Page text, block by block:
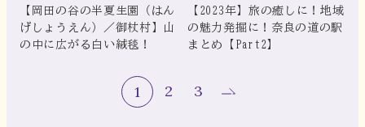
【岡田の谷の半夏生園（はん
げしょうえん）／御杖村】山
の中に広がる白い絨毯！
【2023年】旅の癒しに！地域
の魅力発掘に！奈良の道の駅
まとめ【Part2】
1 2 3